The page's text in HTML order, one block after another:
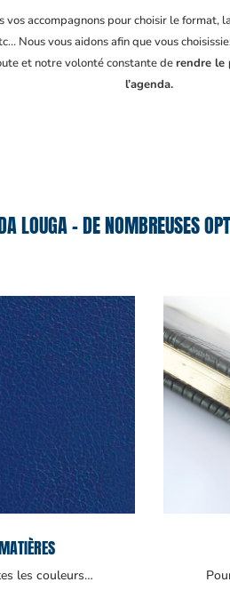
accompagnons pour choisir le
Nous vous aidons afin que vous
et notre volonté constante derendre le
l’agenda.
LOUGA – DE NOMBREUSES
les couleurs…